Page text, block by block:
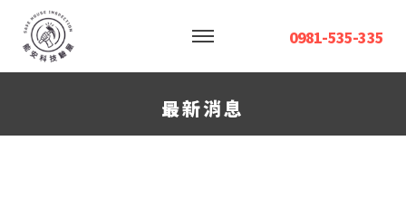
0981-535-335
最新消息